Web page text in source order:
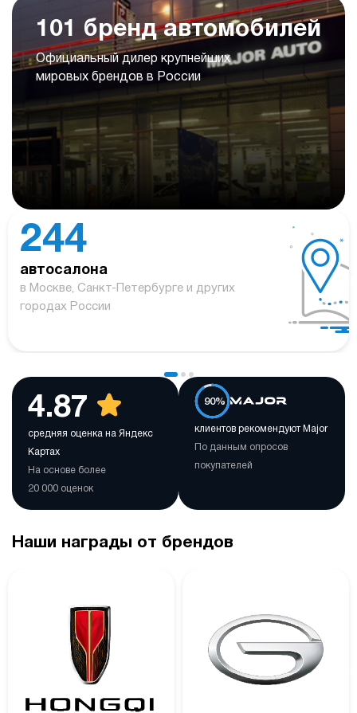
101 бренд автомобилей
Официальный дилер крупнейших
мировых брендов в России
244
автосалона
в Москве, Санкт-Петербурге и других
городах России
4.87
средняя оценка на Яндекс
Картах
На основе более
20 000 оценок
90%
клиентов рекомендуют Major
По данным опросов
покупателей
Наши награды от брендов